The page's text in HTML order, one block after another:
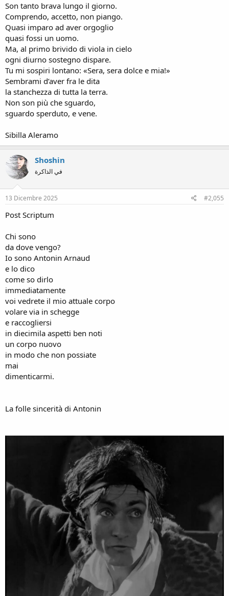
Son tanto brava lungo il giorno.
Comprendo, accetto, non piango.
Quasi imparo ad aver orgoglio
quasi fossi un uomo.
Ma, al primo brivido di viola in cielo
ogni diurno sostegno dispare.
Tu mi sospiri lontano: «Sera, sera dolce e mia!»
Sembrami d’aver fra le dita
la stanchezza di tutta la terra.
Non son più che sguardo,
sguardo sperduto, e vene.
Sibilla Aleramo
Shoshin
في الذاكرة
13 Dicembre 2025 #2,055
Post Scriptum
Chi sono
da dove vengo?
Io sono Antonin Arnaud
e lo dico
come so dirlo
immediatamente
voi vedrete il mio attuale corpo
volare via in schegge
e raccogliersi
in diecimila aspetti ben noti
un corpo nuovo
in modo che non possiate
mai
dimenticarmi.
La folle sincerità di Antonin